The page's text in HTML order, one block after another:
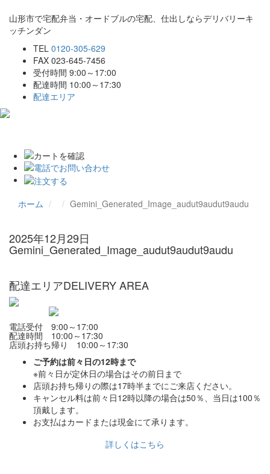
山形市で宅配弁当・オードブルの宅配、仕出しならデリバリーキ
ッチンダン
TEL 0120-305-629
FAX 023-645-7456
受付時間 9:00～17:00
配達時間 10:00～17:30
配達エリア
ホーム Gemini_Generated_Image_audut9audut9audu
2025年12月29日
Gemini_Generated_Image_audut9audut9audu
配達エリアDELIVERY AREA
電話受付 9:00～17:00
配達時間 10:00～17:30
店頭お持ち帰り 10:00～17:30
ご予約は前々日の12時まで
※前々日が定休日の場合はその前日まで
店頭お持ち帰りの際は17時半までにご来店ください。
キャンセル料は前々日12時以降の場合は50％、当日は100％
頂戴します。
お支払はカードまたは現金にて承ります。
詳しくはこちら